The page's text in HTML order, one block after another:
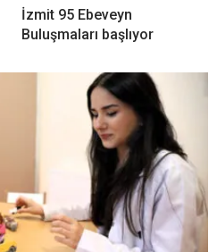
İzmit 95 Ebeveyn
Buluşmaları başlıyor